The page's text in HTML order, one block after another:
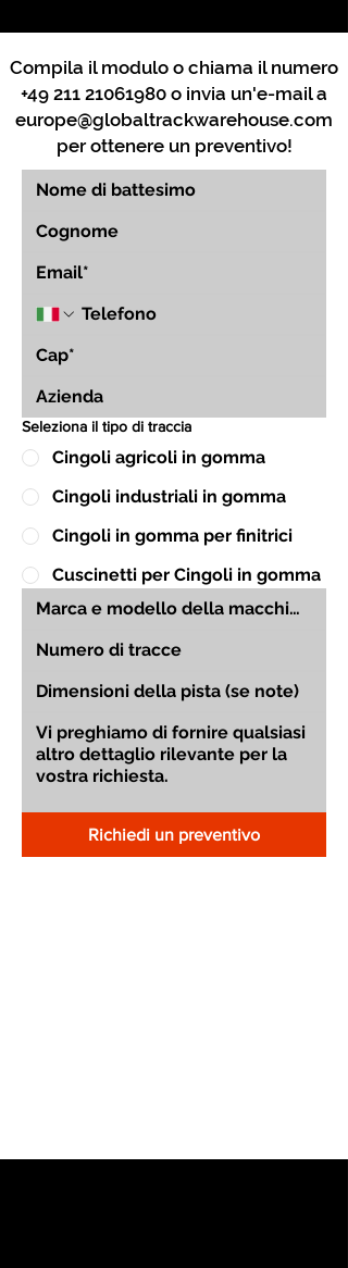
Compila il modulo o chiama il numero
+49 211 21061980 o invia un'e-mail a
europe@globaltrackwarehouse.com
per ottenere un preventivo!
Seleziona il tipo di traccia
Cingoli agricoli in gomma
Cingoli industriali in gomma
Cingoli in gomma per finitrici
Cuscinetti per Cingoli in gomma
Richiedi un preventivo